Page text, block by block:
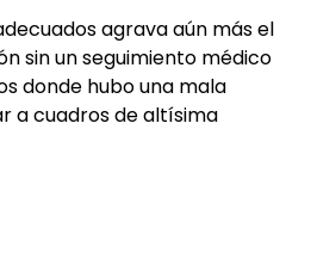
agrava aún más el
sin un seguimiento médico
donde hubo una mala
a cuadros de altísima